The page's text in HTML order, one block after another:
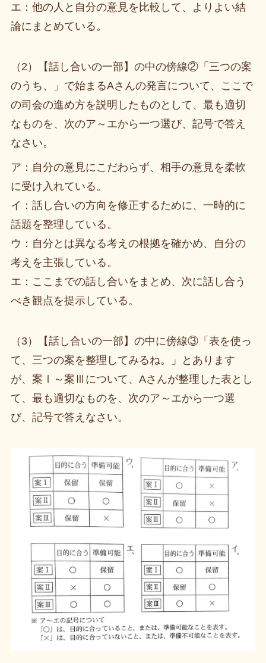
エ：他の人と自分の意見を比較して、よりよい結
論にまとめている。
（2）【話し合いの一部】の中の傍線②「三つの案
のうち、」で始まるAさんの発言について、ここで
の司会の進め方を説明したものとして、最も適切
なものを、次のア～エから一つ選び、記号で答え
なさい。
ア：自分の意見にこだわらず、相手の意見を柔軟
に受け入れている。
イ：話し合いの方向を修正するために、一時的に
話題を整理している。
ウ：自分とは異なる考えの根拠を確かめ、自分の
考えを主張している。
エ：ここまでの話し合いをまとめ、次に話し合う
べき観点を提示している。
（3）【話し合いの一部】の中に傍線③「表を使っ
て、三つの案を整理してみるね。」とあります
が、案Ⅰ～案Ⅲについて、Aさんが整理した表とし
て、最も適切なものを、次のア～エから一つ選
び、記号で答えなさい。